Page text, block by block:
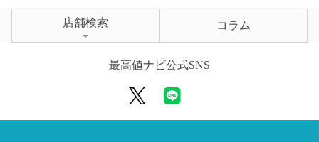
店舗検索 コラム
最高値ナビ公式SNS